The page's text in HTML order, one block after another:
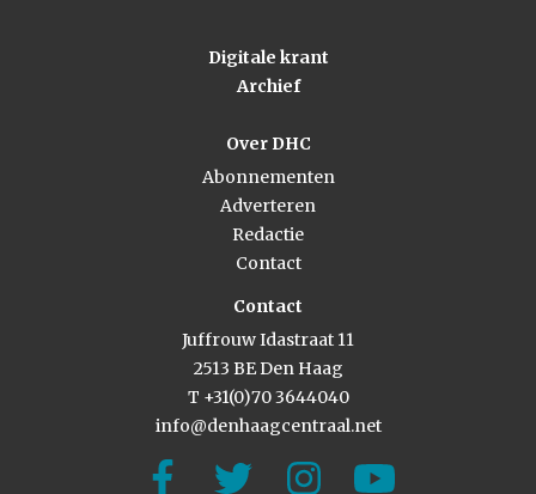
Digitale krant
Archief
Over DHC
Abonnementen
Adverteren
Redactie
Contact
Contact
Juffrouw Idastraat 11
2513 BE Den Haag
T +31(0)70 3644040
info@denhaagcentraal.net